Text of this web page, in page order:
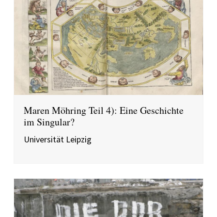
Maren Möhring Teil 4): Eine Geschichte
im Singular?
Universität Leipzig